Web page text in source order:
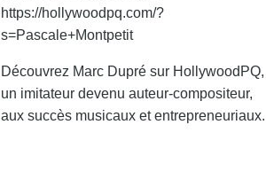
https://hollywoodpq.com/?
s=Pascale+Montpetit
Découvrez Marc Dupré sur HollywoodPQ,
un imitateur devenu auteur-compositeur,
aux succès musicaux et entrepreneuriaux.